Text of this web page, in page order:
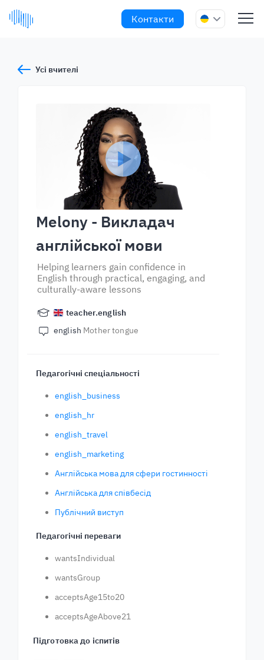
Контакти
Усі вчителі
Melony - Викладач
англійської мови
Helping learners gain confidence in
English through practical, engaging, and
culturally-aware lessons
teacher.english
english Mother tongue
Педагогічні спеціальності
english_business
english_hr
english_travel
english_marketing
Англійська мова для сфери гостинності
Англійська для співбесід
Публічний виступ
Педагогічні переваги
wantsIndividual
wantsGroup
acceptsAge15to20
acceptsAgeAbove21
Підготовка до іспитів